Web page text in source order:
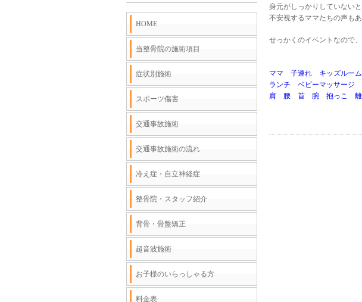
身元がしっかりしていない
不安視するママたちの声もあ
せっかくのイベントなので
ママ 子連れ キッズル
ランチ ベビーマッサージ
肩 腰 首 腕 抱っこ 離
HOME
当整骨院の施術項目
症状別施術
スポーツ傷害
交通事故施術
交通事故施術の流れ
冷え症・自立神経症
整骨院・スタッフ紹介
背骨・骨盤矯正
超音波施術
お子様のいらっしゃる方
料金表